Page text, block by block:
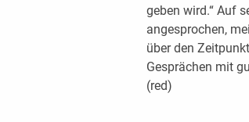
geben wird.“ Auf
angesprochen,
über den
Gesprächen mit
(red)